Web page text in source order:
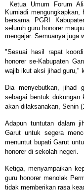
Ketua Umum Forum
Kurniadi
bersama PGRI
seluruh guru honorer
mengajar. Semuanya juga
"Sesuai hasil rapat
honorer se-Kabupaten
wajib ikut aksi jihad guru,"
Dia menyebutkan, jihad
sebagai bentuk dukungan
akan dilaksanakan, Senin
Adapun tuntutan dalam
Garut untuk segera
menuntut bupati Garut
honorer di sekolah negeri.
Ketiga, menyampaikan
guru honorer menolak
tidak memberikan rasa